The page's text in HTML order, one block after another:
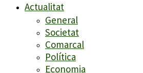
Actualitat
General
Societat
Comarcal
Política
Economia